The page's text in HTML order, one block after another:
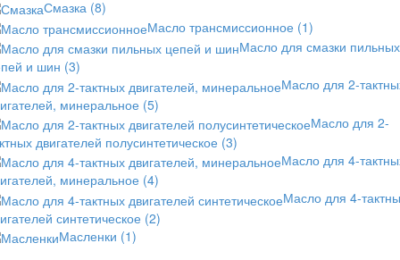
Смазка (8)
Масло трансмиссионное (1)
Масло для смазки пильных
и шин (3)
Масло для 2-
минеральное (5)
Масло для 2-
двигателей полусинтетическое (3)
Масло для 4-
минеральное (4)
Масло для 4-
синтетическое (2)
Масленки (1)